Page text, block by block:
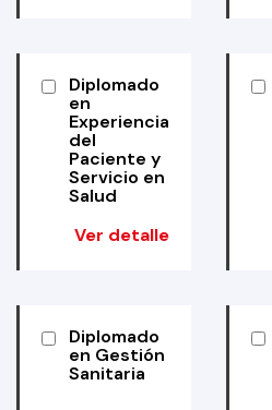
Diplomado
en
Experiencia
del
Paciente y
Servicio en
Salud
Ver detalle
Diplomado
en Gestión
Sanitaria